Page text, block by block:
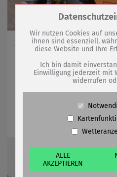
Arbeiten im
02.12.2021
Pflanzaktion der
für 2021
Zum Betrieb der Seite
Name
PHP Session
Anbieter
Eigentümer
Wenselaar
Absicherung
Anbieter
Eigentümer
Wenselaar
Zweck
Speichert die
bezüglich der
Wir nutzen Cookies auf
ihnen sind essenziell,
diese Website und Ihre
Ich bin damit
Einwilligung jederzeit mit
widerrufen
ALLE
AKZEPTIEREN